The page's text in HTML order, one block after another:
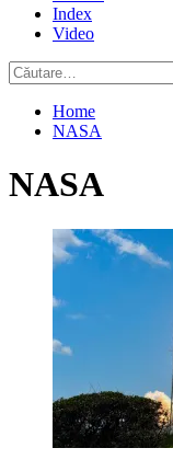
Index
Video
Caută
după:
Home
NASA
NASA